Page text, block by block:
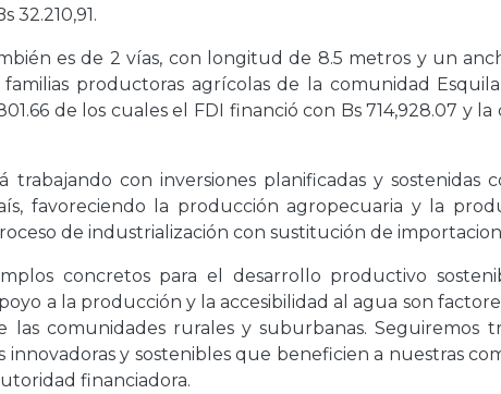
32.210,91.
es de 2 vías, con longitud de 8.5 metros y un
productoras agrícolas de la comunidad
de los cuales el FDI financió con Bs 714,928.07 y
trabajando con inversiones planificadas y
favoreciendo la producción agropecuaria y la
de industrialización con sustitución de
concretos para el desarrollo productivo
a la producción y la accesibilidad al agua son
las comunidades rurales y suburbanas. Seguiremos
innovadoras y sostenibles que beneficien a nuestras
financiadora.